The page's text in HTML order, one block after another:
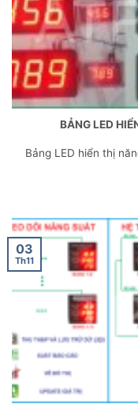
BẢNG LED
Bảng LED hiển thị
03
Th11